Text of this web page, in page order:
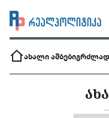
ახალი ამბებიგრძლად